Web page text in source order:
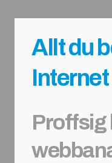
Allt du
Internet
Proffsig